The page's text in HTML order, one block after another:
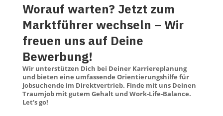
Worauf warten? Jetzt zum
Marktführer wechseln – Wir
freuen uns auf Deine
Bewerbung!
Wir unterstützen Dich bei Deiner Karriereplanung
und bieten eine umfassende Orientierungshilfe für
Jobsuchende im Direktvertrieb. Finde mit uns Deinen
Traumjob mit gutem Gehalt und Work-Life-Balance.
Let’s go!